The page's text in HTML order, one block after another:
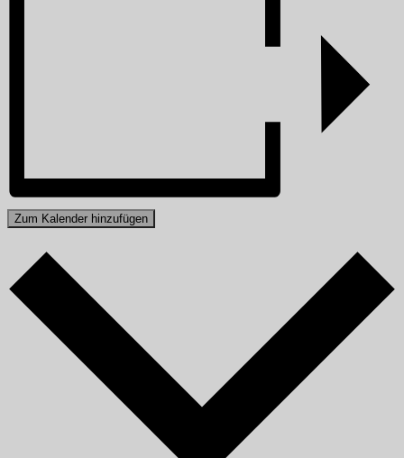
Zum Kalender hinzufügen